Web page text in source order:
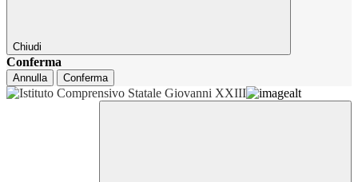
Chiudi
Conferma
Annulla Conferma